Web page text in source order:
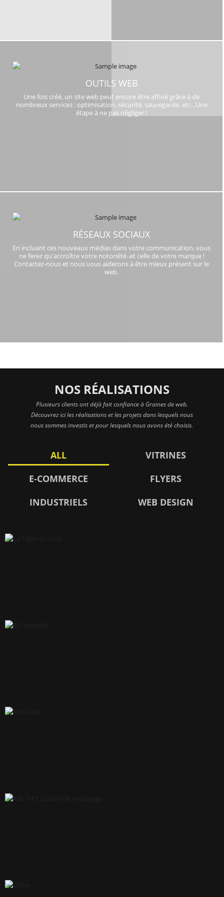
OUTILS WEB
Une fois créé, un site web peut encore être affiné grâce à de
nombreux services : optimisation, sécurité, sauvegarde, etc...Une
étape à ne pas négliger !
RÉSEAUX SOCIAUX
En incluant ces nouveaux médias dans votre communication, vous
ne ferez qu'accroître votre notoriété..et celle de votre marque !
Contactez-nous et nous vous aiderons à être mieux présent sur le
web.
NOS RÉALISATIONS
Plusieurs clients ont déjà fait confiance à Graines de web.
Découvrez ici les réalisations et les projets dans lesquels nous
nous sommes investis et pour lesquels nous avons été choisis.
ALL
VITRINES
E-COMMERCE
FLYERS
INDUSTRIELS
WEB DESIGN
LA TABLE DU COIN
RCI MOBILITÉ
ACN DÉCO
ARC'NET SOCIÉTÉ DE NETTOYAGE